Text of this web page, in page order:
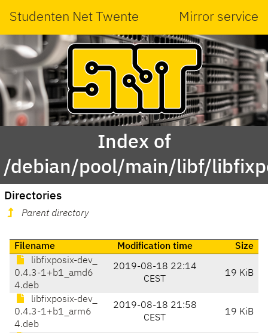
Studenten Net Twente Mirror service
Index of
/debian/pool/main/libf/
Directories
Parent directory
Filename Modification time
Size
libfixposix-dev_
0.4.3-1+b1_amd6
4.deb
2019-08-18 22:14
CEST
19 KiB
libfixposix-dev_
0.4.3-1+b1_arm6
4.deb
2019-08-18 21:58
CEST
19 KiB